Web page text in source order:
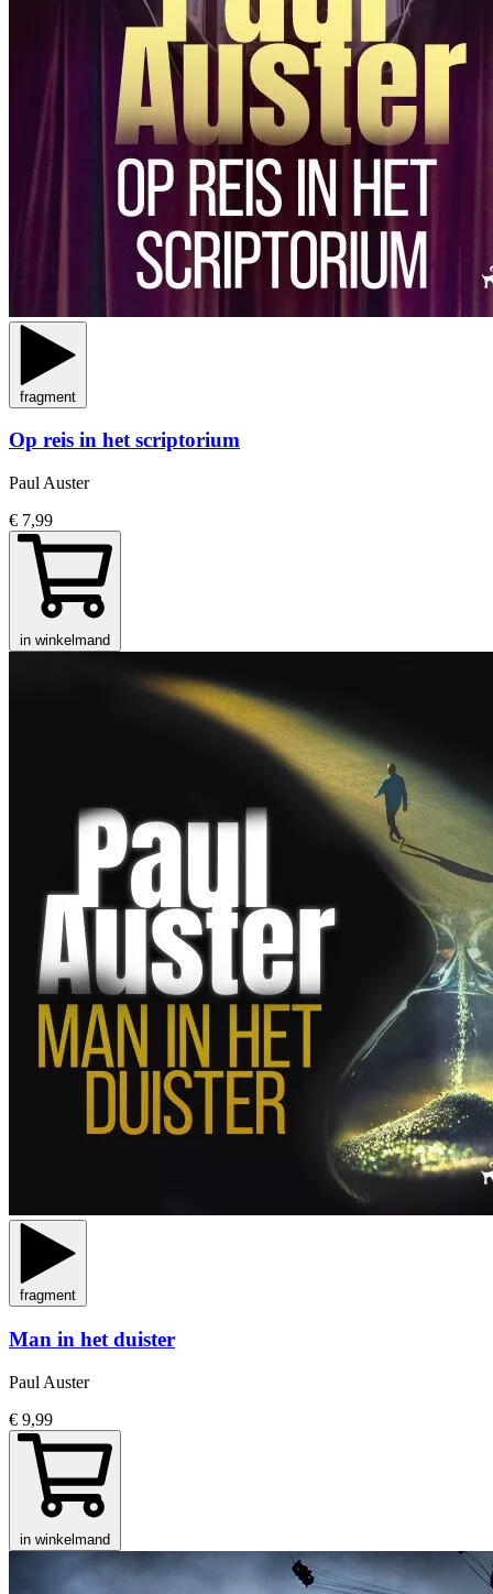
fragment
Op reis in het scriptorium
Paul Auster
€ 7,99
in winkelmand
fragment
Man in het duister
Paul Auster
€ 9,99
in winkelmand